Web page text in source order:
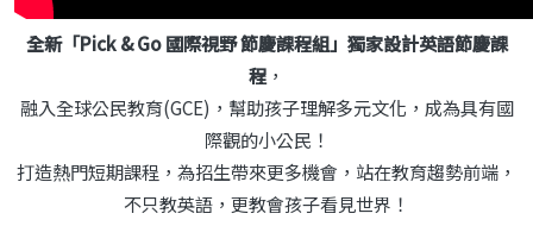
全新「Pick & Go 國際視野 節慶課程組」獨家設計英語節慶課
程 ，
融入全球公民教育(GCE)，幫助孩子理解多元文化，成為具有國
際觀的小公民！
打造熱門短期課程，為招生帶來更多機會，站在教育趨勢前端，
不只教英語，更教會孩子看見世界！